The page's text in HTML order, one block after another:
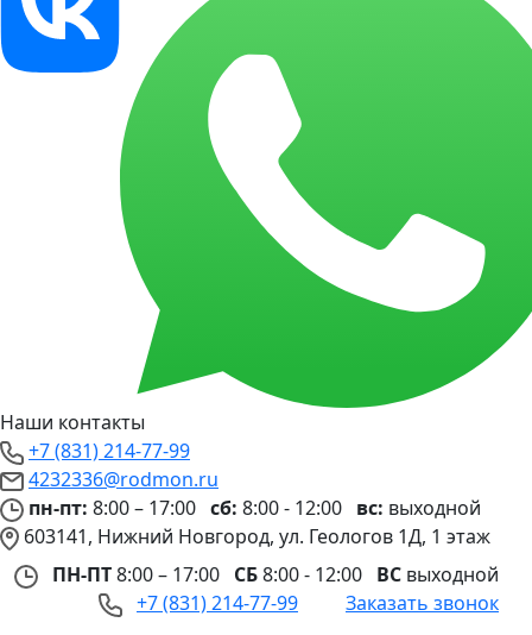
Наши контакты
+7 (831) 214-77-99
4232336@rodmon.ru
пн-пт: 8:00 – 17:00 сб: 8:00 - 12:00 вс: выходной
603141, Нижний Новгород, ул. Геологов 1Д, 1 этаж
ПН-ПТ8:00 – 17:00 СБ8:00 - 12:00 ВС выходной
+7 (831) 214-77-99
Заказать звонок